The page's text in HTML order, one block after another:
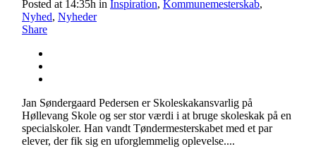
Posted at 14:35h in Inspiration, Kommunemesterskab,
Nyhed, Nyheder
Share
Jan Søndergaard Pedersen er Skoleskakansvarlig på
Høllevang Skole og ser stor værdi i at bruge skoleskak på en
specialskoler. Han vandt Tøndermesterskabet med et par
elever, der fik sig en uforglemmelig oplevelse....